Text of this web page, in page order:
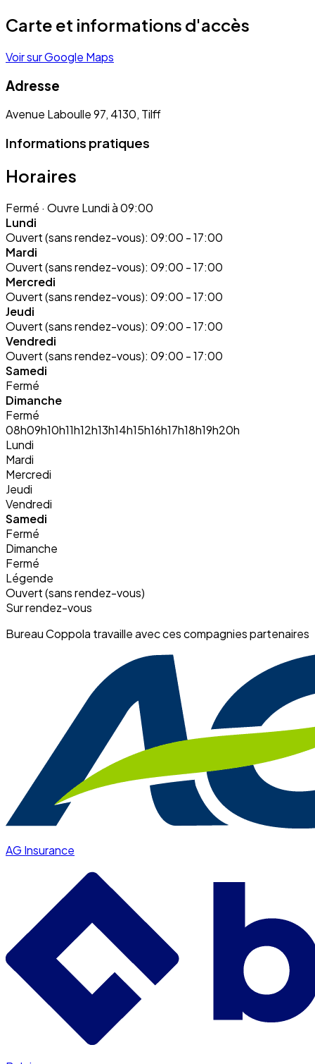
Carte et informations d'accès
Voir sur Google Maps
Adresse
Avenue Laboulle 97, 4130, Tilff
Informations pratiques
Horaires
Fermé · Ouvre Lundi à 09:00
Lundi
Ouvert (sans rendez-vous): 09:00 - 17:00
Mardi
Ouvert (sans rendez-vous): 09:00 - 17:00
Mercredi
Ouvert (sans rendez-vous): 09:00 - 17:00
Jeudi
Ouvert (sans rendez-vous): 09:00 - 17:00
Vendredi
Ouvert (sans rendez-vous): 09:00 - 17:00
Samedi
Fermé
Dimanche
Fermé
08h09h10h11h12h13h14h15h16h17h18h19h20h
Lundi
Mardi
Mercredi
Jeudi
Vendredi
Samedi
Fermé
Dimanche
Fermé
Légende
Ouvert (sans rendez-vous)
Sur rendez-vous
Bureau Coppola travaille avec ces compagnies partenaires
AG Insurance